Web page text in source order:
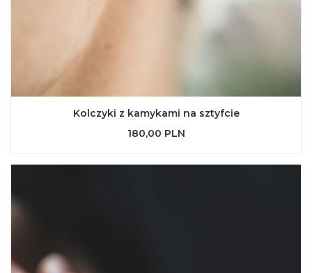
Kolczyki z kamykami na sztyfcie
180,00 PLN